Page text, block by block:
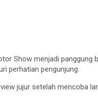
Show menjadi
perhatian pengunjung.
jujur setelah mencoba